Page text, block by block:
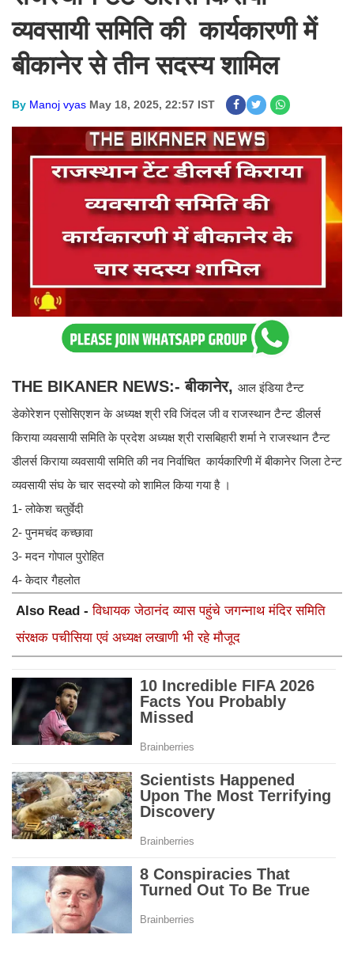
व्यवसायी समिति की कार्यकारणी में
बीकानेर से तीन सदस्य शामिल
By Manoj vyas May 18, 2025, 22:57 IST
THE BIKANER NEWS:- बीकानेर, आल इंडिया टैन्ट
डेकोरेशन एसोसिएशन के अध्यक्ष श्री रवि जिंदल जी व राजस्थान टैन्ट डीलर्स
किराया व्यवसायी समिति के प्रदेश अध्यक्ष श्री रासबिहारी शर्मा ने राजस्थान टैन्ट
डीलर्स किराया व्यवसायी समिति की नव निर्वाचित कार्यकारिणी में बीकानेर जिला टेन्ट
व्यवसायी संघ के चार सदस्यो को शामिल किया गया है ।
1- लोकेश चतुर्वेदी
2- पुनमचंद कच्छावा
3- मदन गोपाल पुरोहित
4- केदार गैहलोत
Also Read -विधायक जेठानंद व्यास पहुंचे जगन्नाथ मंदिर समिति
संरक्षक पचीसिया एवं अध्यक्ष लखाणी भी रहे मौजूद